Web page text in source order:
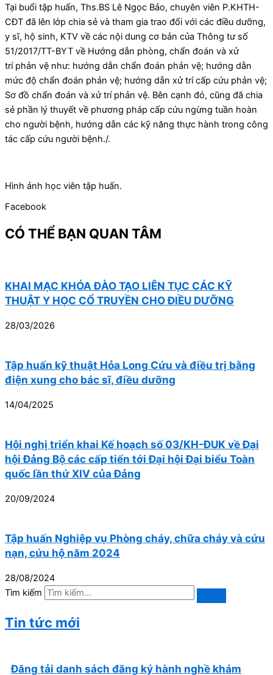
Tại buổi tập huấn, Ths.BS Lê Ngọc Bảo, chuyên viên P.KHTH-
CĐT đã lên lớp chia sẻ và tham gia trao đổi với các điều dưỡng,
y sĩ, hộ sinh, KTV về các nội dung cơ bản của Thông tư số
51/2017/TT-BYT về Hướng dẫn phòng, chẩn đoán và xử
trí phản vệ như: hướng dẫn chẩn đoán phản vệ; hướng dẫn
mức độ chẩn đoán phản vệ; hướng dẫn xử trí cấp cứu phản vệ;
Sơ đồ chẩn đoán và xử trí phản vệ. Bên cạnh đó, cũng đã chia
sẻ phần lý thuyết về phương pháp cấp cứu ngừng tuần hoàn
cho người bệnh, hướng dẫn các kỹ năng thực hành trong công
tác cấp cứu người bệnh./.
Hình ảnh học viên tập huấn.
Facebook
CÓ THỂ BẠN QUAN TÂM
KHAI MẠC KHÓA ĐÀO TẠO LIÊN TỤC CÁC KỸ
THUẬT Y HỌC CỔ TRUYỀN CHO ĐIỀU DƯỠNG
28/03/2026
Tập huấn kỹ thuật Hỏa Long Cứu và điều trị bằng
điện xung cho bác sĩ, điều dưỡng
14/04/2025
Hội nghị triển khai Kế hoạch số 03/KH-ĐUK về Đại
hội Đảng Bộ các cấp tiến tới Đại hội Đại biểu Toàn
quốc lần thứ XIV của Đảng
20/09/2024
Tập huấn Nghiệp vụ Phòng cháy, chữa cháy và cứu
nạn, cứu hộ năm 2024
28/08/2024
Tìm kiếm
Tin tức mới
Đăng tải danh sách đăng ký hành nghề khám